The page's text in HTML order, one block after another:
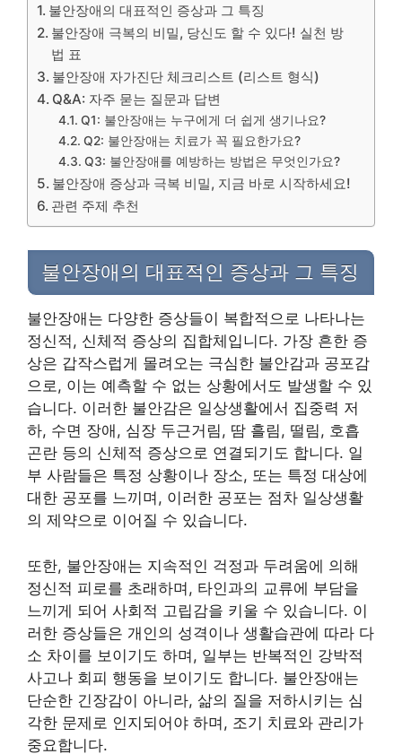
불안장애의 대표적인 증상과 그 특징
불안장애 극복의 비밀, 당신도 할 수 있다! 실천 방
법 표
불안장애 자가진단 체크리스트 (리스트 형식)
Q&A: 자주 묻는 질문과 답변
Q1: 불안장애는 누구에게 더 쉽게 생기나요?
Q2: 불안장애는 치료가 꼭 필요한가요?
Q3: 불안장애를 예방하는 방법은 무엇인가요?
불안장애 증상과 극복 비밀, 지금 바로 시작하세요!
관련 주제 추천
불안장애의 대표적인 증상과 그 특징
불안장애는 다양한 증상들이 복합적으로 나타나는
정신적, 신체적 증상의 집합체입니다. 가장 흔한 증
상은 갑작스럽게 몰려오는 극심한 불안감과 공포감
으로, 이는 예측할 수 없는 상황에서도 발생할 수 있
습니다. 이러한 불안감은 일상생활에서 집중력 저
하, 수면 장애, 심장 두근거림, 땀 흘림, 떨림, 호흡
곤란 등의 신체적 증상으로 연결되기도 합니다. 일
부 사람들은 특정 상황이나 장소, 또는 특정 대상에
대한 공포를 느끼며, 이러한 공포는 점차 일상생활
의 제약으로 이어질 수 있습니다.
또한, 불안장애는 지속적인 걱정과 두려움에 의해
정신적 피로를 초래하며, 타인과의 교류에 부담을
느끼게 되어 사회적 고립감을 키울 수 있습니다. 이
러한 증상들은 개인의 성격이나 생활습관에 따라 다
소 차이를 보이기도 하며, 일부는 반복적인 강박적
사고나 회피 행동을 보이기도 합니다. 불안장애는
단순한 긴장감이 아니라, 삶의 질을 저하시키는 심
각한 문제로 인지되어야 하며, 조기 치료와 관리가
중요합니다.